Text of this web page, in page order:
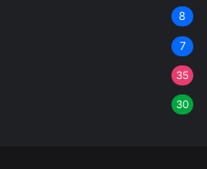
8
7
35
30